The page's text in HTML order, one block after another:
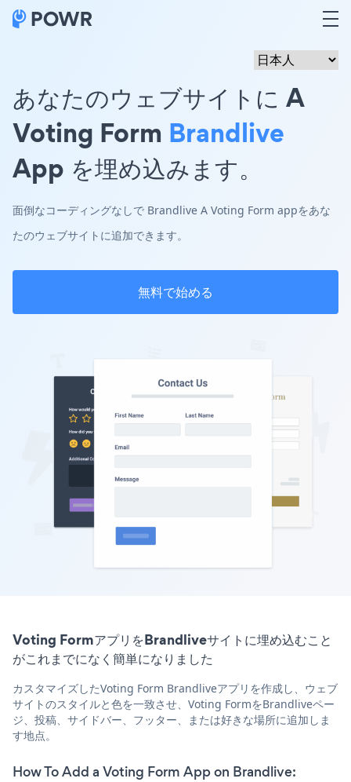
あなたのウェブサイトに A
Voting Form Brandlive
App を埋め込みます。
面倒なコーディングなしで Brandlive A Voting Form appをあな
たのウェブサイトに追加できます。
無料で始める
Voting FormアプリをBrandliveサイトに埋め込むこと
がこれまでになく簡単になりました
カスタマイズしたVoting Form Brandliveアプリを作成し、ウェブ
サイトのスタイルと色を一致させ、Voting FormをBrandliveペー
ジ、投稿、サイドバー、フッター、または好きな場所に追加しま
す地点。
How To Add a Voting Form App on Brandlive: